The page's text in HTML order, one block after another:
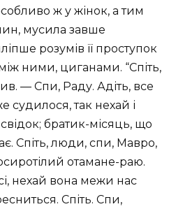
ж у жінок, а тим
мусила завше
розумів її проступок
між ними, циганами. “Спіть,
— Спи, Раду. Адіть, все
судилося, так нехай і
братик-місяць, що
Спіть, люди, спи, Мавро,
отамане-раю.
нехай вона межи нас
Спіть. Спи,